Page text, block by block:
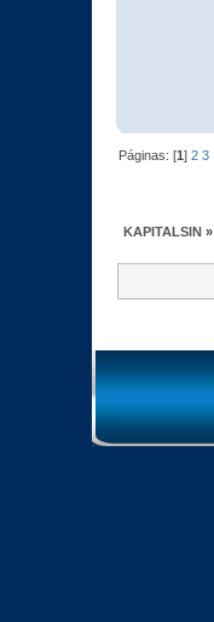
Páginas: [1]2 3
KAPITALSIN »